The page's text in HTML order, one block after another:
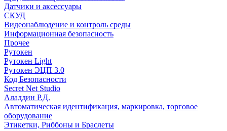
Датчики и аксессуары
СКУД
Видеонаблюдение и контроль среды
Информационная безопасность
Прочее
Рутокен
Рутокен Light
Рутокен ЭЦП 3.0
Код Безопасности
Secret Net Studio
Аладдин Р.Д.
Автоматическая идентификация, маркировка, торговое
оборудование
Этикетки, Риббоны и Браслеты